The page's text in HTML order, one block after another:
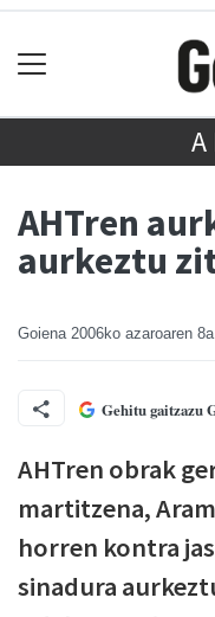
AHTren
aurkeztu
Goiena 2006ko azaroaren 8a
Gehitu gaitzazu
AHTren obrak
martitzena,
horren kontra
sinadura